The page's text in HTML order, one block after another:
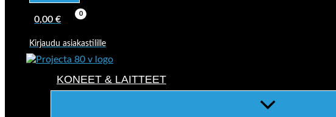
0,00€
Kirjaudu asiakastilille
KONEET & LAITTEET